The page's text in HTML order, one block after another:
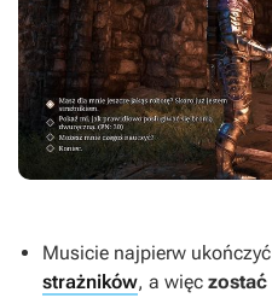
Musicie najpierw
strażników, a więc zostać